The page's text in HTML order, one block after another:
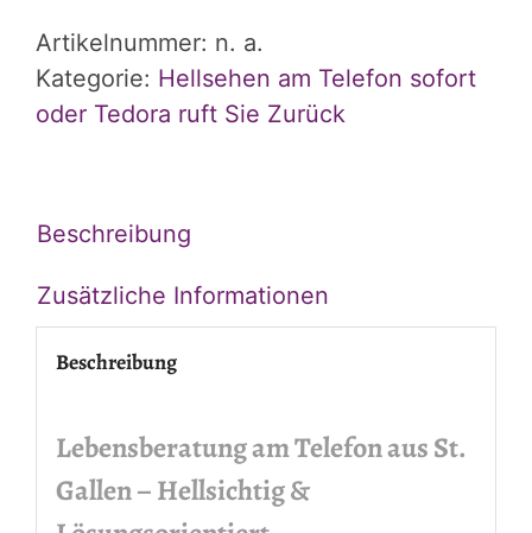
Persönlich
&
Hellsichtig
Artikelnummer: n. a.
Kategorie: Hellsehen am Telefon sofort
oder Tedora ruft Sie Zurück
Beschreibung
Zusätzliche Informationen
Beschreibung
Lebensberatung am Telefon aus St.
Gallen – Hellsichtig &